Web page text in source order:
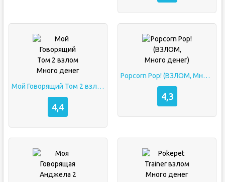
Мой Говорящий Том 2 взлом Много денег
4,4
Popcorn Pop! (ВЗЛОМ, Много денег)
4,3